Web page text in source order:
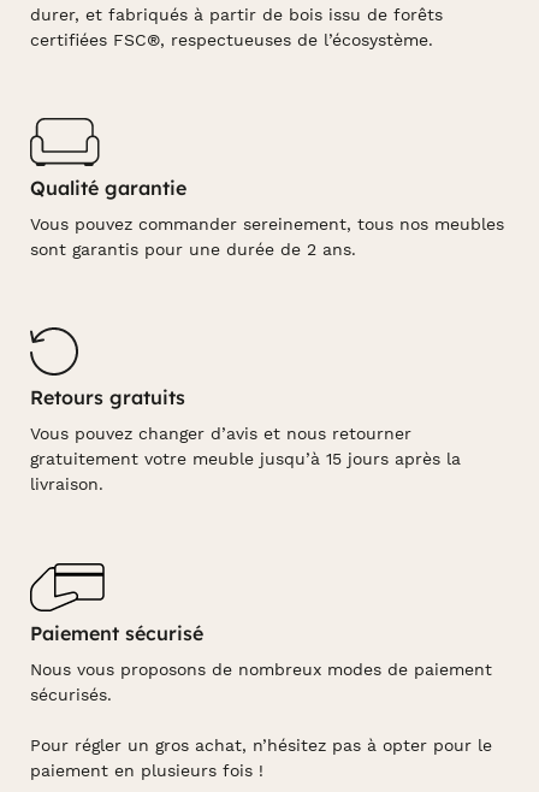
durer, et fabriqués à partir de bois issu de forêts
certifiées FSC®, respectueuses de l’écosystème.
Qualité garantie
Vous pouvez commander sereinement, tous nos meubles
sont garantis pour une durée de 2 ans.
Retours gratuits
Vous pouvez changer d’avis et nous retourner
gratuitement votre meuble jusqu’à 15 jours après la
livraison.
Paiement sécurisé
Nous vous proposons de nombreux modes de paiement
sécurisés.
Pour régler un gros achat, n’hésitez pas à opter pour le
paiement en plusieurs fois !